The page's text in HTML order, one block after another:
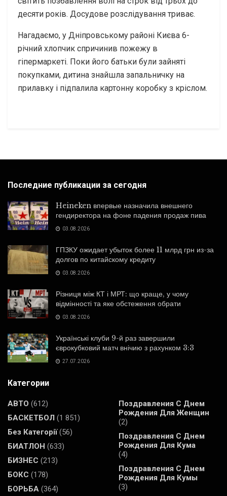
десяти років. Досудове розслідування триває.
Нагадаємо, у Дніпровському районі Києва 6-
річний хлопчик спричинив пожежу в
гіпермаркеті. Поки його батьки були зайняті
покупками, дитина знайшла запальничку на
прилавку і підпалила картонну коробку з кріслом.
Последние публикации за сегодня
Heineken впервые назначила внешнего
гендиректора на фоне падения продаж пива
03.08.2026
ГПЗКУ ожидает убыток более 11 млрд грн из-за
долгов по китайскому кредиту
03.08.2026
Різниця між КТ і МРТ: що краще, у чому
відмінності та яке обстеження обрати
03.08.2026
Українські клуби 9-й раз завершили
єврокубковий матч внічию з рахунком 3:3
27.07.2026
Категории
АВТО (612)
БАСКЕТБОЛ (1 851)
Без Категорії(56)
БИАТЛОН (633)
БИЗНЕС (213)
БОКС (178)
БОРЬБА (364)
Поздравления С Днем
Рождения Для Женщин
(2)
Поздравления С Днем
Рождения Для Кума
(4)
Поздравления С Днем
Рождения Для Кумы
(3)